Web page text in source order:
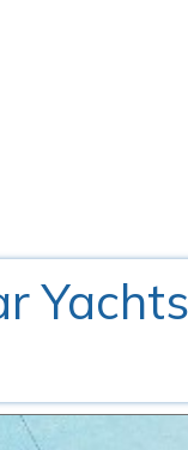
Yachts